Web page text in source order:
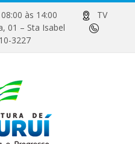
08:00 às 14:00
TV
01 – Sta Isabel
3227